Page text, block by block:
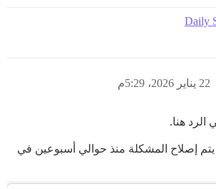
Daily
22 يناير 2026، 5:29م
الرد هنا.
إصلاح المشكلة منذ حوالي أسبوعين في